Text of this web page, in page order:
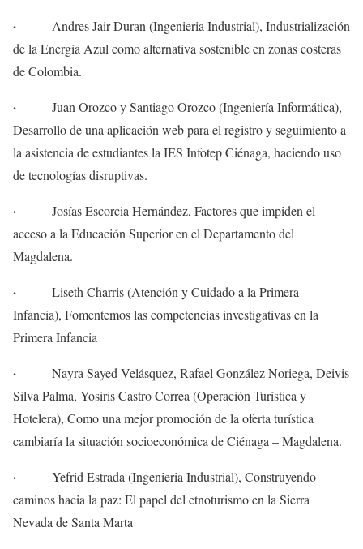
·
Andres Jair Duran (Ingenieria Industrial), Industrialización
de la Energía Azul como alternativa sostenible en zonas costeras
de Colombia.
·
Juan Orozco y Santiago Orozco (Ingeniería Informática),
Desarrollo de una aplicación web para el registro y seguimiento a
la asistencia de estudiantes la IES Infotep Ciénaga, haciendo uso
de tecnologías disruptivas.
· Josías Escorcia Hernández, Factores que impiden el
acceso a la Educación Superior en el Departamento del
Magdalena.
· Liseth Charris (Atención y Cuidado a la Primera
Infancia), Fomentemos las competencias investigativas en la
Primera Infancia
·
Nayra Sayed Velásquez, Rafael González Noriega, Deivis
Silva Palma, Yosiris Castro Correa (Operación Turística y
Hotelera), Como una mejor promoción de la oferta turística
cambiaría la situación socioeconómica de Ciénaga – Magdalena.
· Yefrid Estrada (Ingenieria Industrial), Construyendo
caminos hacia la paz: El papel del etnoturismo en la Sierra
Nevada de Santa Marta